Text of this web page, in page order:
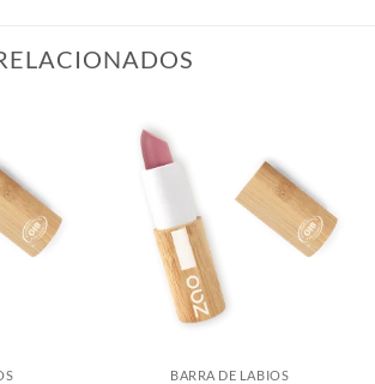
a la
lista de
deseos
a la
lista de
deseos
BARRA DE LABIOS